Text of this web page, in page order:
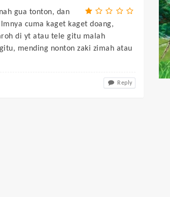
gua tonton, dan
cuma kaget kaget doang,
di yt atau tele gitu malah
mending nonton zaki zimah atau
Reply